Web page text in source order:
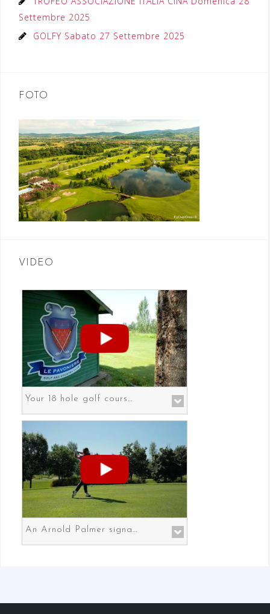
Settembre 2025
GOLFY Sabato 27 Settembre 2025
FOTO
VIDEO
Your 18 hole golf course in Prato the gateway to Florence
An Arnold Palmer signature course in Prato the gateway to Florence